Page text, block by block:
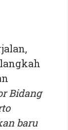
Bidang
baru